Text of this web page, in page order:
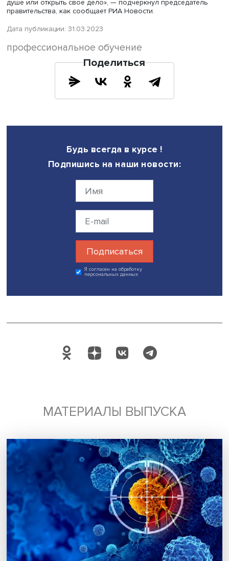
«Рассчитываем, что эти меры помогут более 46 тысячам
наших граждан пройти нужное обучение, в том числе
таким специальностям, как воспитатели дошкольных
учреждений, ремонтники, строители, работники легкой
промышленности, это позволит им выбрать себе
душе или открыть свое дело», — подчеркнул
правительства, как сообщает РИА Новости.
Дата публикации: 31.03.2023
Поделиться
Будь всегда в курсе !
Подпишись на наши новости:
МАТЕРИАЛЫ ВЫПУСКА